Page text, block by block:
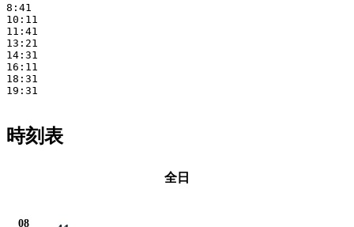
8:41
10:11
11:41
13:21
14:31
16:11
18:31
19:31
時刻表
全日
08